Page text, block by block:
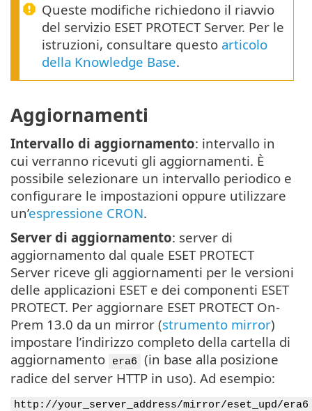
Queste modifiche richiedono il riavvio
del servizio ESET PROTECT Server. Per le
istruzioni, consultare questo articolo
della Knowledge Base.
Aggiornamenti
Intervallo di aggiornamento: intervallo in
cui verranno ricevuti gli aggiornamenti. È
possibile selezionare un intervallo periodico e
configurare le impostazioni oppure utilizzare
un’espressione CRON.
Server di aggiornamento: server di
aggiornamento dal quale ESET PROTECT
Server riceve gli aggiornamenti per le versioni
delle applicazioni ESET e dei componenti ESET
PROTECT. Per aggiornare ESET PROTECT On-
Prem 13.0 da un mirror (strumento mirror)
impostare l’indirizzo completo della cartella di
aggiornamento
era6
(in base alla posizione
radice del server HTTP in uso). Ad esempio:
http://your_server_address/mirror/eset_upd/era6